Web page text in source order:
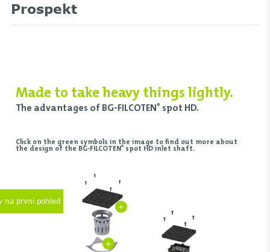
Prospekt
Made to take heavy things lightly.
The advantages of BG-FILCOTEN® spot HD.
Click on the green symbols in the image to find out more about
the design of the BG-FILCOTEN®spot HD inlet shaft.
na první pohled
+
+